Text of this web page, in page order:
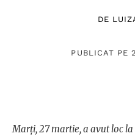
DE
PUBLICAT PE
Marți, 27 martie, a avut loc